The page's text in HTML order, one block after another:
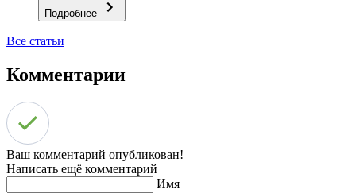
Подробнее
Все статьи
Комментарии
Ваш комментарий опубликован!
Написать ещё комментарий
Имя